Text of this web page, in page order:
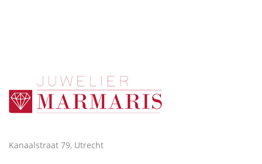
Kanaalstraat 79, Utrecht